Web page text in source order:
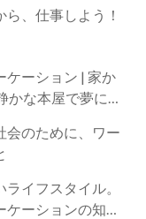
、仕事しよう！
ケーション | 家か
な本屋で夢に近
会のために、ワー
イフスタイル。
ーションの知ら